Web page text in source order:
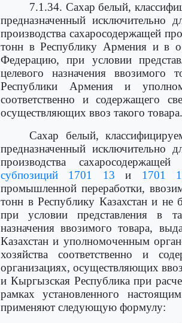
7.1.34. Сахар белый,
предназначенный исключительно
производства сахаросодержащей
тонн в Республику Армения и в
Федерацию, при условии
целевого назначения ввозимого
Республики Армения и
соответственно и содержащего
осуществляющих ввоз такого товара.
Сахар белый,
предназначенный исключительно
производства
субпозиций 1701 13 и 1701
промышленной переработки,
тонн в Республику Казахстан и
при условии представления в
назначения ввозимого товара,
Казахстан и уполномоченным
хозяйства соответственно и
организациях, осуществляющих
и Кыргызская Республика при
рамках установленного
применяют следующую формулу: